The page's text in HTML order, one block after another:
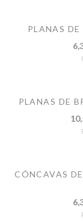
PLANAS
PLANAS DE
CÓNCAVAS